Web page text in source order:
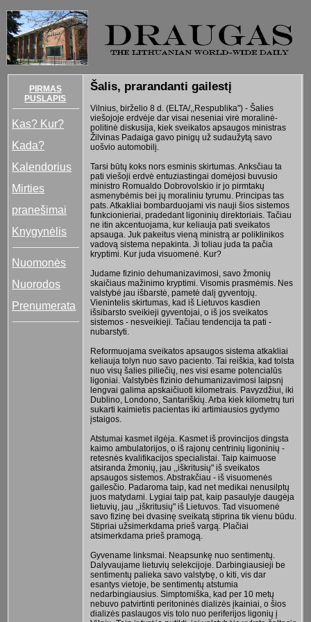
PIRMAS
PUSLAPIS
Kas? Kur?
Kada?
Kalendorius
Mirties
pranešimai
Knygynėlis
Nuomonės
Nuorodos
Prenumerata
Šalis, prarandanti gailestį
Vilnius, birželio 8 d. (ELTA/,,Respublika") - Šalies
viešojoje erdvėje dar visai neseniai virė moralinė-
politinė diskusija, kiek sveikatos apsaugos ministras
Žilvinas Padaiga gavo pinigų už sudaužytą savo
uošvio automobilį.
Tarsi būtų koks nors esminis skirtumas. Anksčiau ta
pati viešoji erdvė entuziastingai domėjosi buvusio
ministro Romualdo Dobrovolskio ir jo pirmtakų
asmenybėmis bei jų moraliniu tyrumu. Principas tas
pats. Atkakliai bombarduojami vis nauji šios sistemos
funkcionieriai, pradedant ligoninių direktoriais. Tačiau
ne itin akcentuojama, kur keliauja pati sveikatos
apsauga. Juk pakeitus vieną ministrą ar poliklinikos
vadovą sistema nepakinta. Ji toliau juda ta pačia
kryptimi. Kur juda visuomenė. Kur?
Judame fizinio dehumanizavimosi, savo žmonių
skaičiaus mažinimo kryptimi. Visomis prasmėmis. Nes
valstybė jau išbarstė, pametė dalį gyventojų.
Vienintelis skirtumas, kad iš Lietuvos kasdien
išsibarsto sveikieji gyventojai, o iš jos sveikatos
sistemos - nesveikieji. Tačiau tendencija ta pati -
nubarstyti.
Reformuojama sveikatos apsaugos sistema atkakliai
keliauja tolyn nuo savo paciento. Tai reiškia, kad tolsta
nuo visų šalies piliečių, nes visi esame potencialūs
ligoniai. Valstybės fizinio dehumanizavimosi laipsnį
lengvai galima apskaičiuoti kilometrais. Pavyzdžiui, iki
Dublino, Londono, Santariškių. Arba kiek kilometrų turi
sukarti kaimietis pacientas iki artimiausios gydymo
įstaigos.
Atstumai kasmet ilgėja. Kasmet iš provincijos dingsta
kaimo ambulatorijos, o iš rajonų centrinių ligoninių -
retesnės kvalifikacijos specialistai. Taip kaimuose
atsiranda žmonių, jau ,,iškritusių" iš sveikatos
apsaugos sistemos. Abstrakčiau - iš visuomenės
gailesčio. Padaroma taip, kad net medikai nenusilptų
juos matydami. Lygiai taip pat, kaip pasaulyje daugėja
lietuvių, jau ,,iškritusių" iš Lietuvos. Tad visuomenė
savo fizinę bei dvasinę sveikatą stiprina tik vienu būdu.
Stipriai užsimerkdama prieš vargą. Plačiai
atsimerkdama prieš pramogą.
Gyvename linksmai. Neapsunkę nuo sentimentų.
Dalyvaujame lietuvių selekcijoje. Darbingiausieji be
sentimentų palieka savo valstybę, o kiti, vis dar
esantys vietoje, be sentimentų atstumia
nedarbingiausius. Simptomiška, kad per 10 metų
nebuvo patvirtinti peritoninės dializės įkainiai, o šios
dializės paslaugos vis tolo nuo periferijos ligonių į